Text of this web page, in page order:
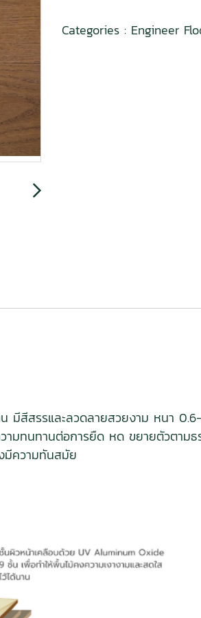
Categories : Engineer
มีสีสรรและลวดลายสวยงาม หนา
มทนทานต่อการยืด หด ขยายตัวตาม
มีความทันสมัย